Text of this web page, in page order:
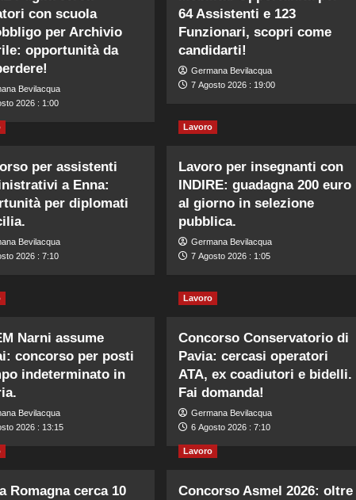
con scuola
per Archivio
opportunità da
Bevilacqua
2026 : 1:00
64 Assistenti e 123
Funzionari, scopri come
candidarti!
Germana Bevilacqua
7 Agosto 2026 : 19:00
per assistenti
a Enna:
per diplomati
Bevilacqua
2026 : 7:10
Lavoro
Lavoro per insegnanti con
INDIRE: guadagna 200 euro
al giorno in selezione
pubblica.
Germana Bevilacqua
7 Agosto 2026 : 1:05
Narni assume
concorso per posti
indeterminato in
Bevilacqua
2026 : 13:15
Lavoro
Concorso Conservatorio di
Pavia: cercasi operatori
ATA, ex coadiutori e bidelli.
Fai domanda!
Germana Bevilacqua
6 Agosto 2026 : 7:10
Romagna cerca 10
Lavoro
Concorso Asmel 2026: oltre